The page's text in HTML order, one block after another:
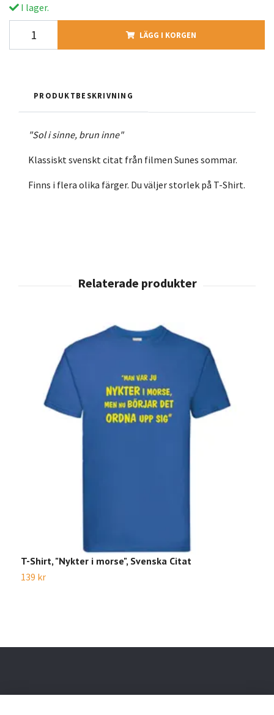
I lager.
LÄGG I KORGEN
PRODUKTBESKRIVNING
"Sol i sinne, brun inne"
Klassiskt svenskt citat från filmen Sunes sommar.
Finns i flera olika färger. Du väljer storlek på T-Shirt.
T-Shirt, "Nykter i morse", Svenska Citat
139 kr